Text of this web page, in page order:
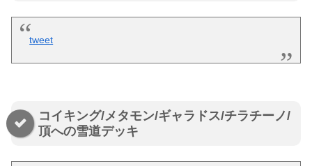
tweet
コイキング/メタモン/ギャラドス/チラチーノ/
頂への雪道デッキ